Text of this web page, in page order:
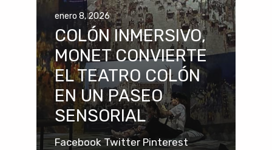
enero 8, 2026
COLÓN INMERSIVO,
MONET CONVIERTE
EL TEATRO COLÓN
EN UN PASEO
SENSORIAL
Facebook Twitter Pinterest